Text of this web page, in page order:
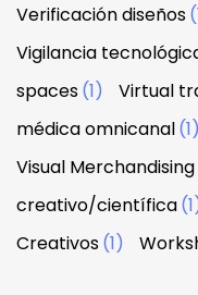
Verificación diseños
Vigilancia
spaces(1) Virtual
médica omnicanal(1)
Visual
creativo/científica
Creativos(1)